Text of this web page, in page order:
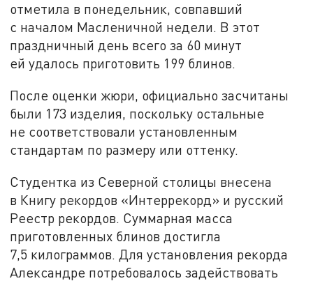
отметила в понедельник, совпавший
с началом Масленичной недели. В этот
праздничный день всего за 60 минут
ей удалось приготовить 199 блинов.
После оценки жюри, официально засчитаны
были 173 изделия, поскольку остальные
не соответствовали установленным
стандартам по размеру или оттенку.
Студентка из Северной столицы внесена
в Книгу рекордов «Интеррекорд» и русский
Реестр рекордов. Суммарная масса
приготовленных блинов достигла
7,5 килограммов. Для установления рекорда
Александре потребовалось задействовать